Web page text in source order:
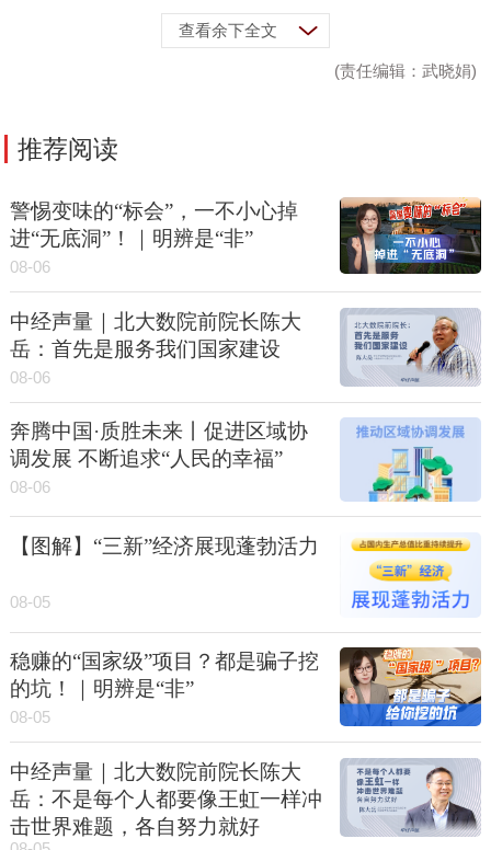
查看余下全文
(责任编辑：武晓娟)
推荐阅读
警惕变味的“标会”，一不小心掉
进“无底洞”！｜明辨是“非”
08-06
中经声量｜北大数院前院长陈大
岳：首先是服务我们国家建设
08-06
奔腾中国·质胜未来丨促进区域协
调发展 不断追求“人民的幸福”
08-06
【图解】“三新”经济展现蓬勃活力
08-05
稳赚的“国家级”项目？都是骗子挖
的坑！｜明辨是“非”
08-05
中经声量｜北大数院前院长陈大
岳：不是每个人都要像王虹一样冲
击世界难题，各自努力就好